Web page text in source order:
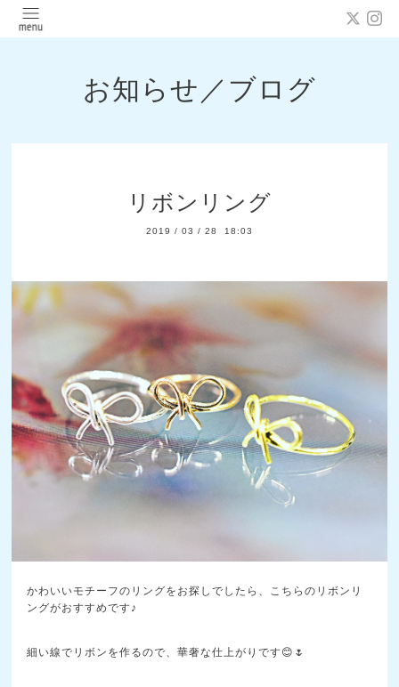
お知らせ／ブログ
リボンリング
2019 / 03 / 28 18:03
かわいいモチーフのリングをお探しでしたら、こちらのリボンリ
ングがおすすめです♪
細い線でリボンを作るので、華奢な仕上がりです😊🌷